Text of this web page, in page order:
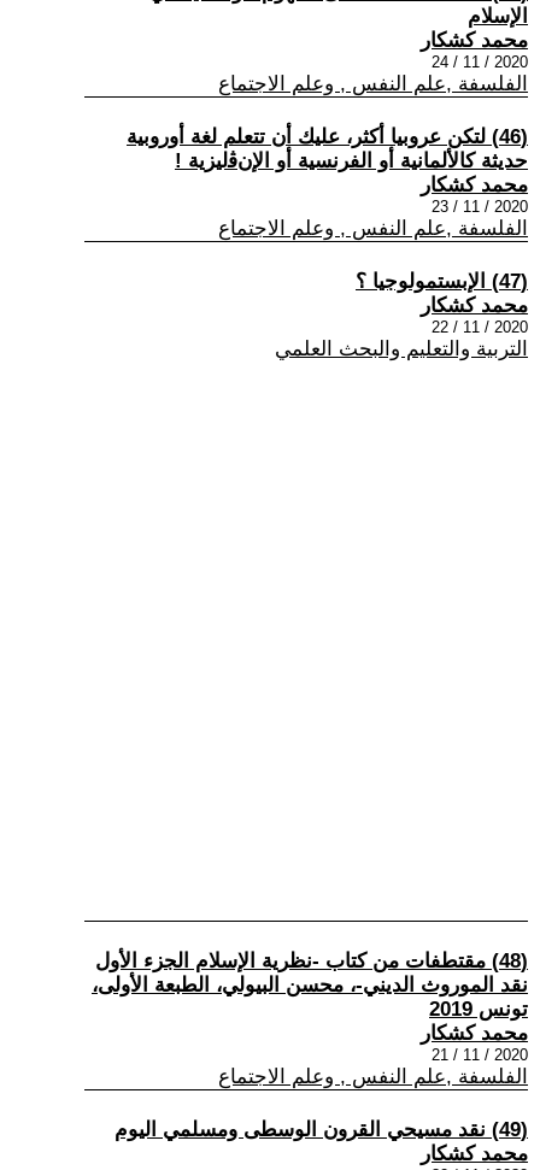
الإسلام
محمد كشكار
2020 / 11 / 24
الفلسفة ,علم النفس , وعلم الاجتماع
(46) لتكن عروبيا أكثر، عليك أن تتعلم لغة أوروبية
حديثة كالألمانية أو الفرنسية أو الإنﭬليزية !
محمد كشكار
2020 / 11 / 23
الفلسفة ,علم النفس , وعلم الاجتماع
(47) الإبستمولوجيا ؟
محمد كشكار
2020 / 11 / 22
التربية والتعليم والبحث العلمي
(48) مقتطفات من كتاب -نظرية الإسلام الجزء الأول
نقد الموروث الديني-، محسن البيولي، الطبعة الأولى،
تونس 2019
محمد كشكار
2020 / 11 / 21
الفلسفة ,علم النفس , وعلم الاجتماع
(49) نقد مسيحي القرون الوسطى ومسلمي اليوم
محمد كشكار